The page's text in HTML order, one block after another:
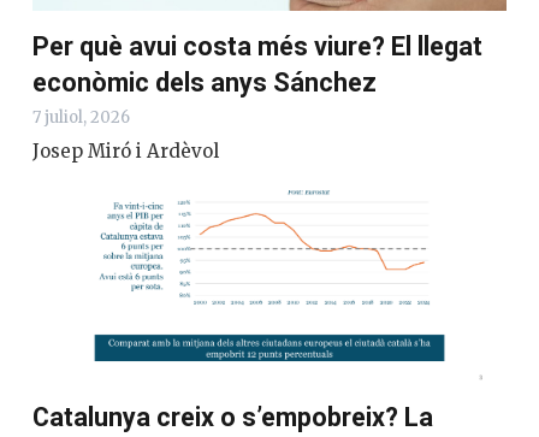
Per què avui costa més viure? El llegat
econòmic dels anys Sánchez
7 juliol, 2026
Josep Miró i Ardèvol
Catalunya creix o s’empobreix? La